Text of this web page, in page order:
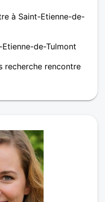
à Saint-Etienne-de-
de-Tulmont
recherche rencontre
qui me donnera